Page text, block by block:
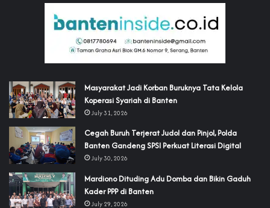
‎Masyarakat Jadi Korban Buruknya Tata Kelola
Koperasi Syariah di Banten
July 31, 2026
Cegah Buruh Terjerat Judol dan Pinjol, Polda
Banten Gandeng SPSI Perkuat Literasi Digital
July 30, 2026
‎Mardiono Dituding Adu Domba dan Bikin Gaduh
Kader PPP di Banten
July 29, 2026